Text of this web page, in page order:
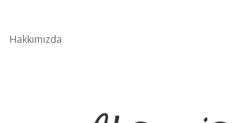
Hakkımızda